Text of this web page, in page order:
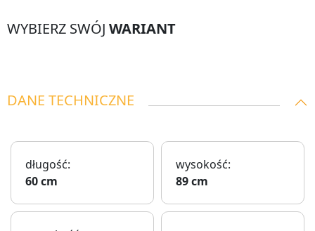
WYBIERZ SWÓJ WARIANT
DANE TECHNICZNE
długość:
60 cm
wysokość:
89 cm